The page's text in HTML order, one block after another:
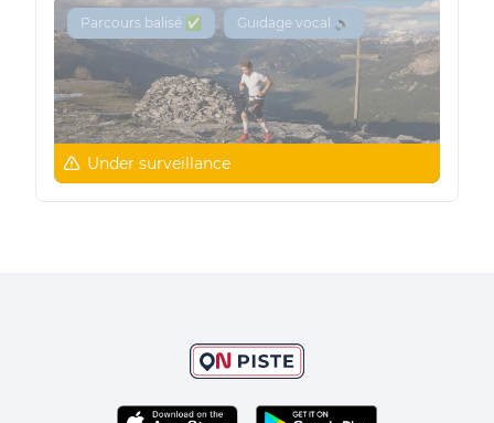
Parcours balisé ✅ Guidage vocal 🔊
Under surveillance